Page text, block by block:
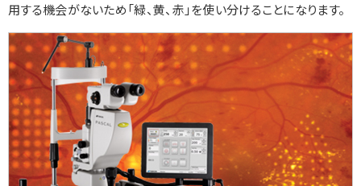
用する機会がないため「緑、黄、赤」を使い分けることになります。